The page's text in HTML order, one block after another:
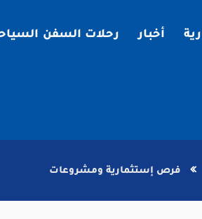
أخبار رحلات السفن
فرص إستثمارية ومشروعات